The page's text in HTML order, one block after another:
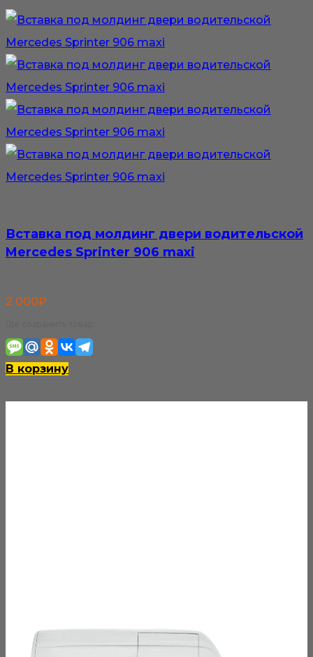
Вставка под молдинг двери водительской
Mercedes Sprinter 906 maxi
2 000₽
В корзину